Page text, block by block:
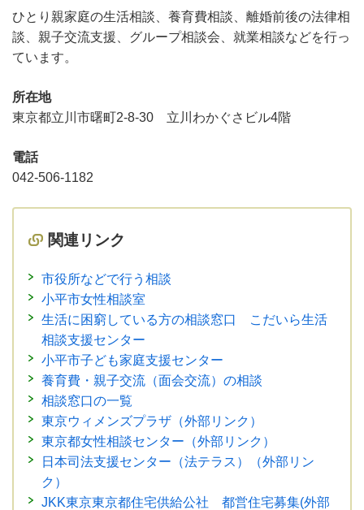
ひとり親家庭の生活相談、養育費相談、離婚前後の法律相
談、親子交流支援、グループ相談会、就業相談などを行っ
ています。
所在地
東京都立川市曙町2-8-30 立川わかぐさビル4階
電話
042-506-1182
関連リンク
市役所などで行う相談
小平市女性相談室
生活に困窮している方の相談窓口 こだいら生活
相談支援センター
小平市子ども家庭支援センター
養育費・親子交流（面会交流）の相談
相談窓口の一覧
東京ウィメンズプラザ（外部リンク）
東京都女性相談センター（外部リンク）
日本司法支援センター（法テラス）（外部リン
ク）
JKK東京東京都住宅供給公社 都営住宅募集(外部